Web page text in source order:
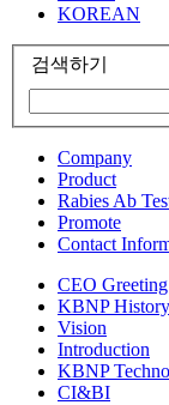
KOREAN
검색하기
Company
Product
Rabies Ab
Promote
Contact
CEO Greeting
KBNP History
Vision
Introduction
KBNP
CI&BI